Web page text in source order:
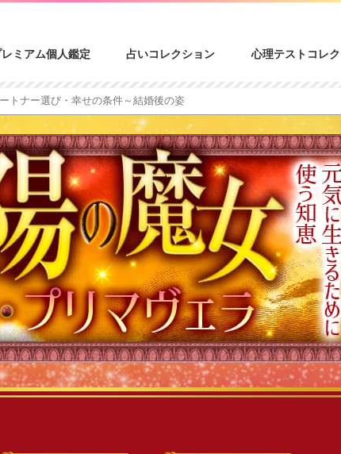
レミアム個人鑑定 占いコレクション 心理テストコレ
トナー選び・幸せの条件～結婚後の姿